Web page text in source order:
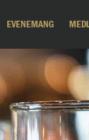
EVENEMANG